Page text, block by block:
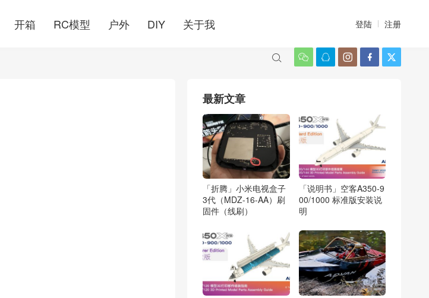
开箱 RC模型 户外 DIY 关于我 登陆 注册
    

最新文章
「折腾」小米电视盒子
3代（MDZ-16-AA）刷
固件（线刷）
「说明书」空客A350-9
00/1000 标准版安装说
明